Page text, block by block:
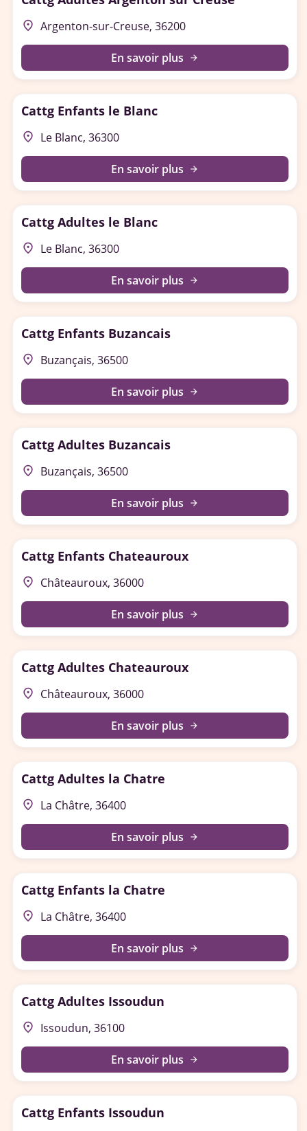
place Argenton-sur-Creuse, 36200
En savoir plus arrow_forward
Cattg Enfants le Blanc
place Le Blanc, 36300
En savoir plus arrow_forward
Cattg Adultes le Blanc
place Le Blanc, 36300
En savoir plus arrow_forward
Cattg Enfants Buzancais
place Buzançais, 36500
En savoir plus arrow_forward
Cattg Adultes Buzancais
place Buzançais, 36500
En savoir plus arrow_forward
Cattg Enfants Chateauroux
place Châteauroux, 36000
En savoir plus arrow_forward
Cattg Adultes Chateauroux
place Châteauroux, 36000
En savoir plus arrow_forward
Cattg Adultes la Chatre
place La Châtre, 36400
En savoir plus arrow_forward
Cattg Enfants la Chatre
place La Châtre, 36400
En savoir plus arrow_forward
Cattg Adultes Issoudun
place Issoudun, 36100
En savoir plus arrow_forward
Cattg Enfants Issoudun